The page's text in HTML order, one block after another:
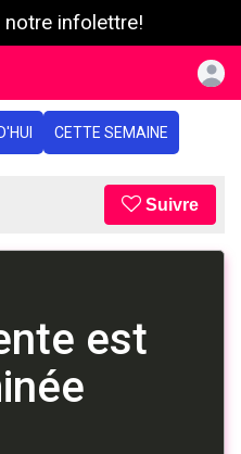
notre infolettre!
CETTE SEMAINE
Suivre
est